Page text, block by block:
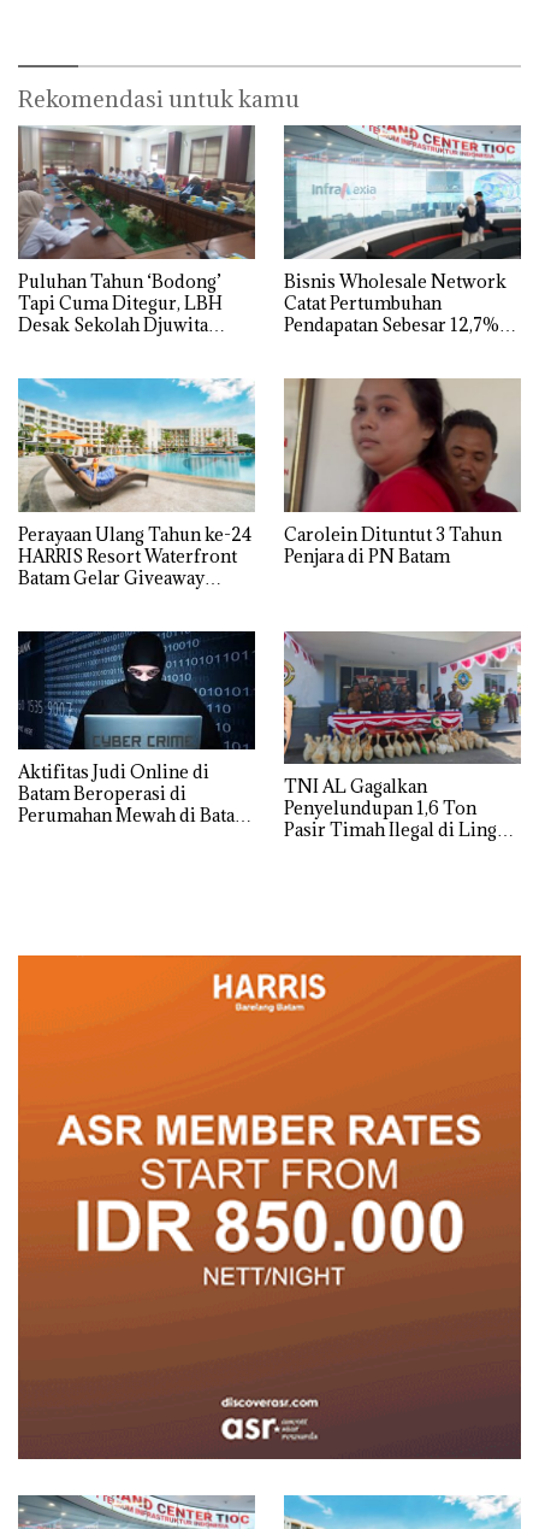
Rekomendasi untuk kamu
Puluhan Tahun ‘Bodong’
Tapi Cuma Ditegur, LBH
Desak Sekolah Djuwita
Bisnis Wholesale Network
Catat Pertumbuhan
Pendapatan Sebesar 12,7%
Perayaan Ulang Tahun ke-24
HARRIS Resort Waterfront
Batam Gelar Giveaway
Carolein Dituntut 3 Tahun
Penjara di PN Batam
Aktifitas Judi Online di
Batam Beroperasi di
Perumahan Mewah di Batam
TNI AL Gagalkan
Penyelundupan 1,6 Ton
Pasir Timah Ilegal di Lingga,